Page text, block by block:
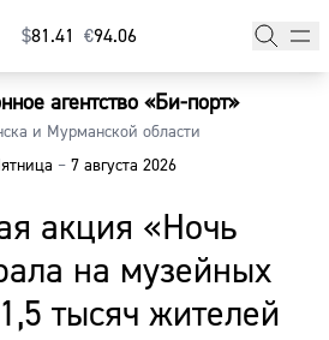
$⁠81.41 €⁠94.06
агентство «Би-порт»
и Мурманской области
– 7 августа 2026
акция «Ночь
на музейных
тысяч жителей